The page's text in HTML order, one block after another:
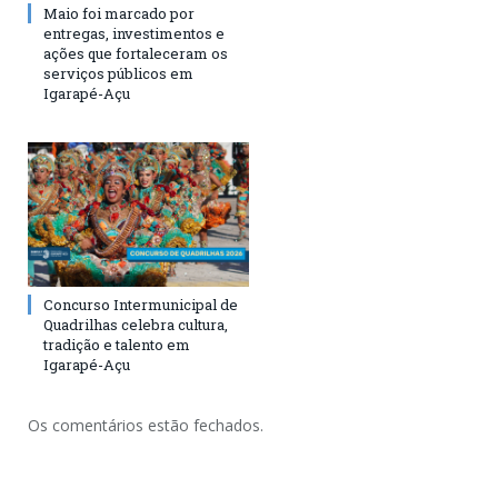
Maio foi marcado por
entregas, investimentos e
ações que fortaleceram os
serviços públicos em
Igarapé-Açu
Concurso Intermunicipal de
Quadrilhas celebra cultura,
tradição e talento em
Igarapé-Açu
Os comentários estão fechados.